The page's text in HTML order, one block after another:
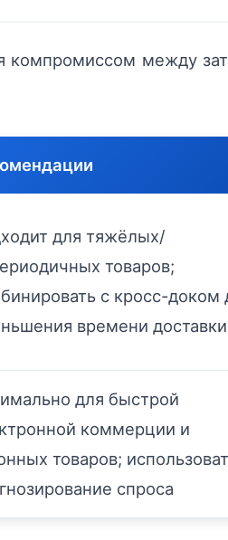
компромиссом между
для тяжёлых/
товаров;
с кросс-доком
времени доставки
для быстрой
коммерции и
товаров;
спроса